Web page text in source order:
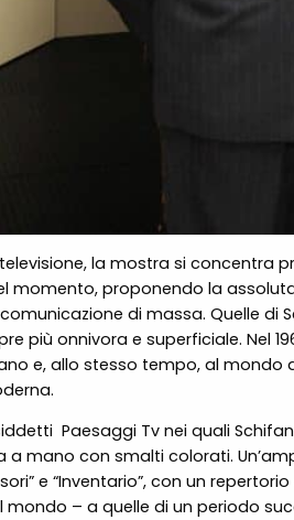
la mostra si concentra
proponendo la
di massa. Quelle di
onnivora e superficiale. Nel
e, allo stesso tempo, al
Paesaggi Tv nei quali
con smalti colorati.
e “Inventario”, con un
– a quelle di un periodo